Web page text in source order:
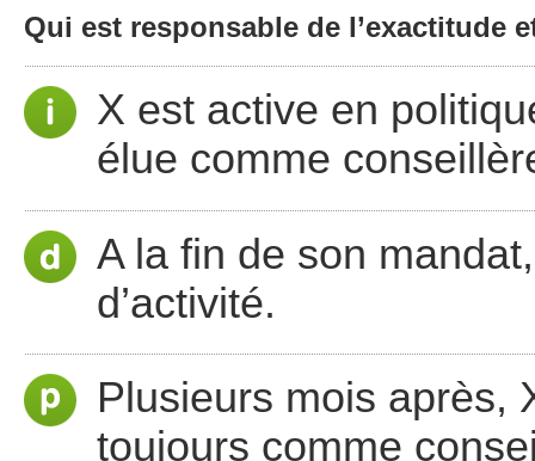
Qui est responsable de l’exactitude
X est active en
élue comme
A la fin de son
d’activité.
Plusieurs mois après,
toujours comme